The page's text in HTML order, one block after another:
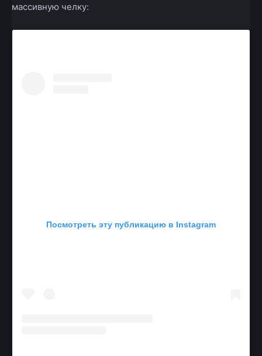
массивную челку:
Посмотреть эту публикацию в Instagram